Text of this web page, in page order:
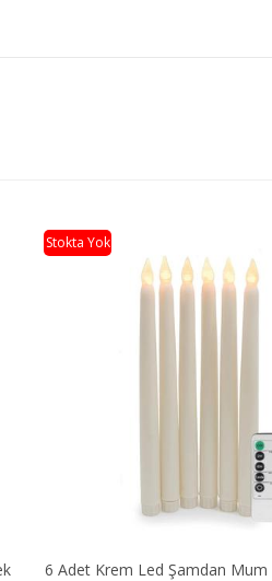
Led Şamdan Mum Kumandalı Sarı